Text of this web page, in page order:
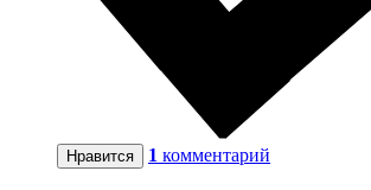
Нравится 1 комментарий